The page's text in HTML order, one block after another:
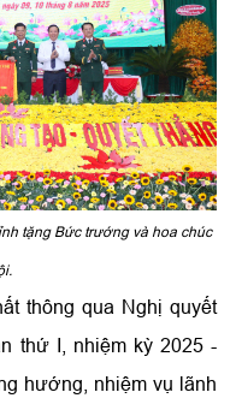
tặng Bức trướng và hoa chúc
thông qua Nghị quyết
thứ I, nhiệm kỳ 2025 -
hướng, nhiệm vụ lãnh